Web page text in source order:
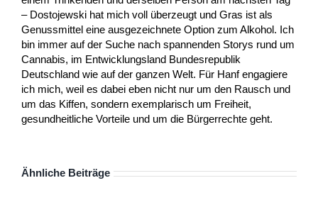
– Dostojewski hat mich voll überzeugt und Gras ist als
Genussmittel eine ausgezeichnete Option zum Alkohol. Ich
bin immer auf der Suche nach spannenden Storys rund um
Cannabis, im Entwicklungsland Bundesrepublik
Deutschland wie auf der ganzen Welt. Für Hanf engagiere
ich mich, weil es dabei eben nicht nur um den Rausch und
um das Kiffen, sondern exemplarisch um Freiheit,
gesundheitliche Vorteile und um die Bürgerrechte geht.
Ähnliche Beiträge